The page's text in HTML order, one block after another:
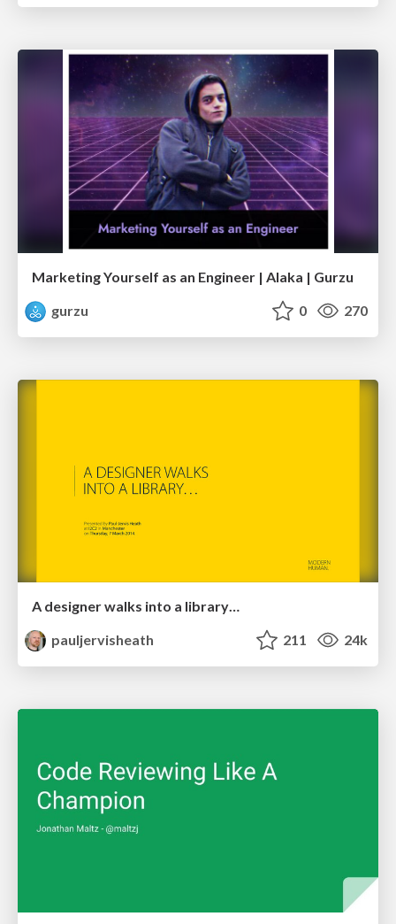
Marketing Yourself as an Engineer | Alaka | Gurzu
gurzu
0 270
A designer walks into a library…
pauljervisheath
211 24k